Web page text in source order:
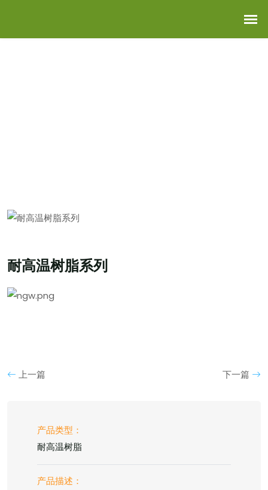
耐高温树脂系列
上一篇 下一篇
产品类型：
耐高温树脂
产品描述：